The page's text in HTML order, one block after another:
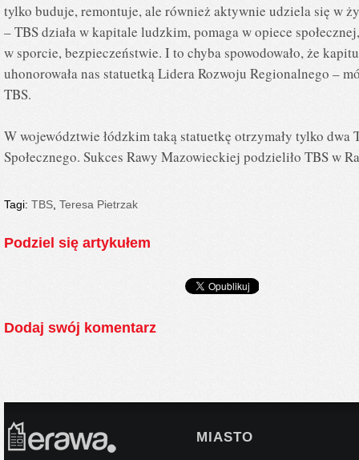
tylko buduje, remontuje, ale również aktywnie udziela się w
– TBS działa w kapitale ludzkim, pomaga w opiece
w sporcie, bezpieczeństwie. I to chyba spowodowało, że
uhonorowała nas statuetką Lidera Rozwoju Regionalnego –
TBS.
W województwie łódzkim taką statuetkę otrzymały tylko dwa
Społecznego. Sukces Rawy Mazowieckiej podzieliło TBS w
Tagi: TBS Teresa Pietrzak
Podziel się artykułem
Dodaj swój komentarz
MIASTO